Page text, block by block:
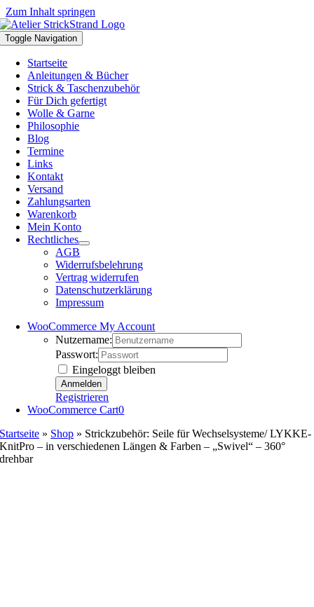
Zum Inhalt springen
Toggle Navigation
Startseite
Anleitungen & Bücher
Strick & Taschenzubehör
Für Dich gefertigt
Wolle & Garne
Philosophie
Blog
Termine
Links
Kontakt
Versand
Zahlungsarten
Warenkorb
Mein Konto
Rechtliches
AGB
Widerrufsbelehrung
Vertrag widerrufen
Datenschutzerklärung
Impressum
WooCommerce My Account
Nutzername:
Passwort:
Eingeloggt bleiben
Registrieren
WooCommerce Cart0
Startseite » Shop » Strickzubehör: Seile für Wechselsysteme/ LYKKE-
KnitPro – in verschiedenen Längen & Farben – „Swivel“ – 360°
drehbar